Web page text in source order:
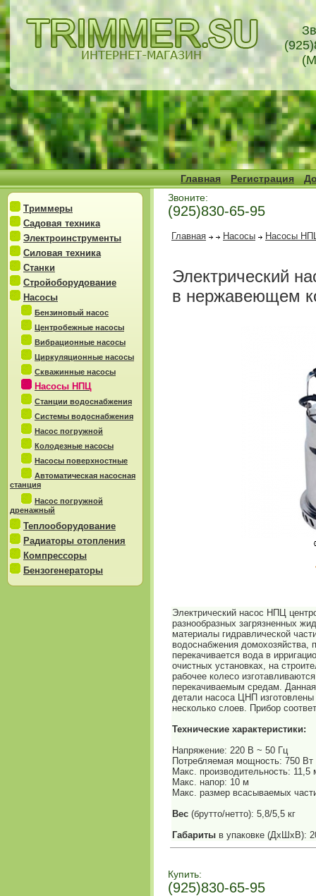
Главная Регистрация
Триммеры
Садовая техника
Электроинструменты
Силовая техника
Станки
Стройоборудование
Насосы
Бензиновый насос
Центробежные насосы
Вибрационные насосы
Циркуляционные насосы
Скважинные насосы
Насосы НПЦ
Станции водоснабжения
Системы водоснабжения
Насос погружной
Колодезные насосы
Насосы поверхностные
Автоматическая насосная
станция
Насос погружной
дренажный
Теплооборудование
Радиаторы отопления
Компрессоры
Бензогенераторы
Звоните:
(925)830-65-95
Главная Насосы Насосы
Электрический
в нержавеющем
Электрический насос НПЦ
разнообразных загрязненных
материалы гидравлической
водоснабжения домохозяйства,
перекачивается вода в
очистных установках, на
рабочее колесо
перекачиваемым средам.
детали насоса ЦНП
несколько слоев. Прибор
Технические характеристики:
Напряжение: 220 В ~ 50 Гц
Потребляемая мощность: 750 Вт
Макс. производительность: 11,5
Макс. напор: 10 м
Макс. размер всасываемых
Вес (брутто/нетто): 5,8/5,5 кг
Габариты в упаковке (ДхШхВ):
Купить:
(925)830-65-95